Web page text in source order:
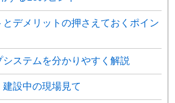
デメリットの押さえておくポイン
ステムを分かりやすく解説
設中の現場見て